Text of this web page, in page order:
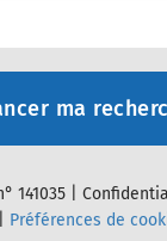
ma
141035 |
Préférences de